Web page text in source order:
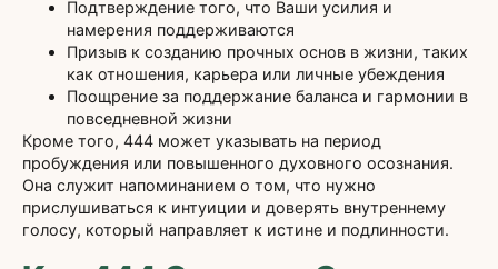
Подтверждение того, что Ваши усилия и
намерения поддерживаются
Призыв к созданию прочных основ в жизни, таких
как отношения, карьера или личные убеждения
Поощрение за поддержание баланса и гармонии в
повседневной жизни
Кроме того, 444 может указывать на период
пробуждения или повышенного духовного осознания.
Она служит напоминанием о том, что нужно
прислушиваться к интуиции и доверять внутреннему
голосу, который направляет к истине и подлинности.